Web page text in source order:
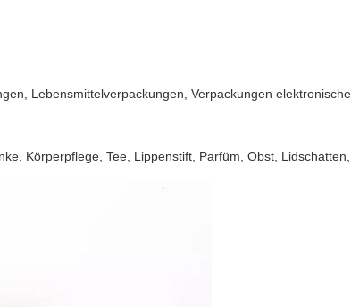
Lebensmittelverpackungen, Verpackungen
Körperpflege, Tee, Lippenstift, Parfüm, Obst,